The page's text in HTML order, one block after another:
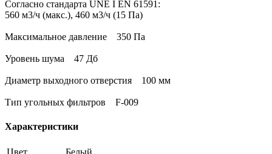
Согласно стандарта UNE I EN 61591:
560 м3/ч (макс.), 460 м3/ч (15 Па)
Максимальное давление 350 Па
Уровень шума 47 Дб
Диаметр выходного отверстия 100 мм
Тип угольных фильтров F-009
Характеристики
Цвет Белый